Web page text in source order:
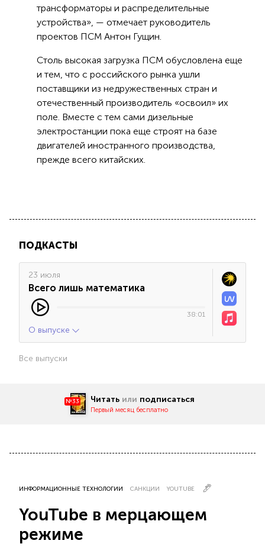
трансформаторы и распределительные
устройства», — отмечает руководитель
проектов ПСМ Антон Гущин.
Столь высокая загрузка ПСМ обусловлена еще
и тем, что с российского рынка ушли
поставщики из недружественных стран и
отечественный производитель «освоил» их
поле. Вместе с тем сами дизельные
электростанции пока еще строят на базе
двигателей иностранного производства,
прежде всего китайских.
ПОДКАСТЫ
23 июля
Всего лишь математика
38:01
О выпуске
Все выпуски
№33 Читать или подписаться
Первый месяц бесплатно
ИНФОРМАЦИОННЫЕ ТЕХНОЛОГИИ САНКЦИИ YOUTUBE
YouTube в мерцающем
режиме